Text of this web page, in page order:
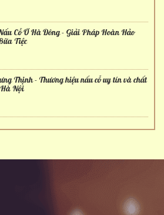
Cỗ Ở Hà Đông - Giải Pháp Hoàn Hảo
Tiệc
Thịnh - Thương hiệu nấu cỗ uy tín và chất
Nội